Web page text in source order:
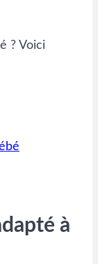
? Voici
à